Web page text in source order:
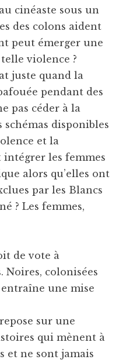
cinéaste sous un
des colons aident
peut émerger une
violence ?
juste quand la
pendant des
pas céder à la
disponibles
et la
intégrer les femmes
alors qu’elles ont
par les Blancs
? Les femmes,
de vote à
Noires, colonisées
une mise
sur une
qui mènent à
et ne sont jamais